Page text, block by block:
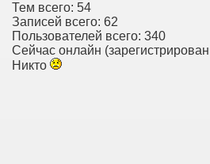
Тем всего: 54
Записей всего: 62
Пользователей всего: 340
Сейчас онлайн
Никто